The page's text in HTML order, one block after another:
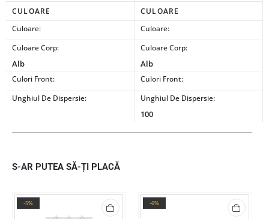
CULOARE
CULOARE
Culoare:
Culoare:
Culoare Corp:
Alb
Culoare Corp:
Alb
Culori Front:
Culori Front:
Unghiul De Dispersie:
Unghiul De Dispersie:
100
S-AR PUTEA SĂ-ȚI PLACĂ
-5% -6%